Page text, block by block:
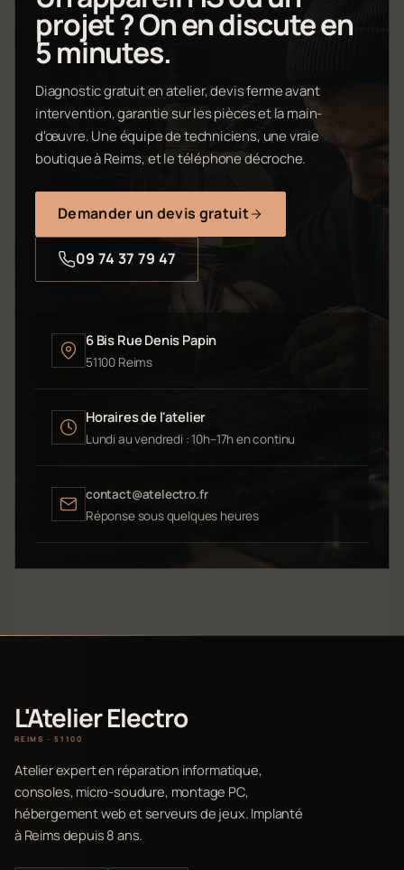
projet ? On en discute en
5 minutes.
Diagnostic gratuit en atelier, devis ferme avant
intervention, garantie sur les pièces et la main-
d'œuvre. Une équipe de techniciens, une vraie
boutique à Reims, et le téléphone décroche.
Demander un devis gratuit
09 74 37 79 47
6 Bis Rue Denis Papin
51100 Reims
Horaires de l'atelier
Lundi au vendredi : 10h–17h en continu
contact@atelectro.fr
Réponse sous quelques heures
L'Atelier Electro
REIMS · 51100
Atelier expert en réparation informatique,
consoles, micro-soudure, montage PC,
hébergement web et serveurs de jeux. Implanté
à Reims depuis 8 ans.